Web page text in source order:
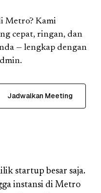
Metro? Kami
cepat, ringan, dan
— lengkap dengan
Jadwalkan Meeting
startup besar saja.
instansi di Metro